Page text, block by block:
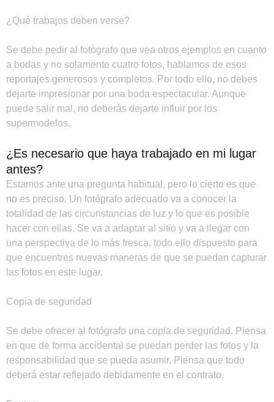
¿Qué trabajos deben verse?
Se debe pedir al fotógrafo que vea otros ejemplos en cuanto
a bodas y no solamente cuatro fotos, hablamos de esos
reportajes generosos y completos. Por todo ello, no debes
dejarte impresionar por una boda espectacular. Aunque
puede salir mal, no deberás dejarte influir por los
supermodelos.
¿Es necesario que haya trabajado en mi lugar
antes?
Estamos ante una pregunta habitual, pero lo cierto es que
no es preciso. Un fotógrafo adecuado va a conocer la
totalidad de las circunstancias de luz y lo que es posible
hacer con ellas. Se va a adaptar al sitio y va a llegar con
una perspectiva de lo más fresca, todo ello dispuesto para
que encuentres nuevas maneras de que se puedan capturar
las fotos en este lugar.
Copia de seguridad
Se debe ofrecer al fotógrafo una copia de seguridad. Piensa
en que de forma accidental se puedan perder las fotos y la
responsabilidad que se pueda asumir. Piensa que todo
deberá estar reflejado debidamente en el contrato.